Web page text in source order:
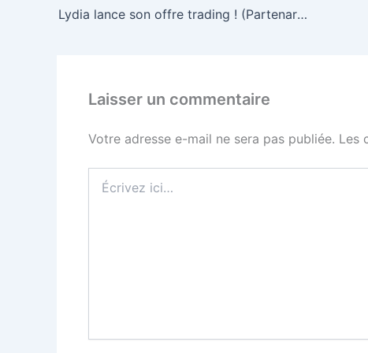
Lydia lance son offre trading ! (Partenariat Bitpanda : Crypto, Actions, ETF, Métaux)
Laisser un commentaire
Votre adresse e-mail ne sera pas publiée. Les
ici…